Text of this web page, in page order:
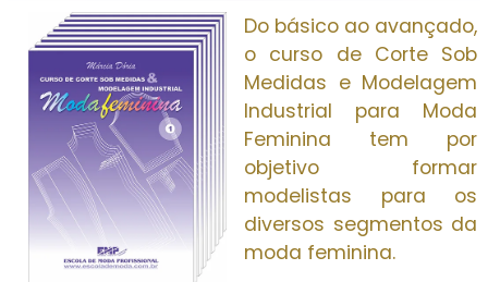
Do básico ao avançado,
o curso de Corte Sob
Medidas e Modelagem
Industrial para Moda
Feminina tem por
objetivo formar
modelistas para os
diversos segmentos da
moda feminina.